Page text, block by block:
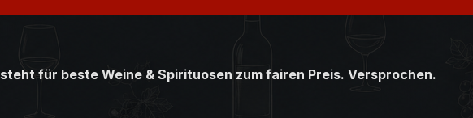
Pressen in einer inerten Atmosphäre,
Gärung in Allier-Barriques und Reifung
wöchentlicher Battonage
für beste Weine & Spirituosen zum fairen Preis. Versprochen.